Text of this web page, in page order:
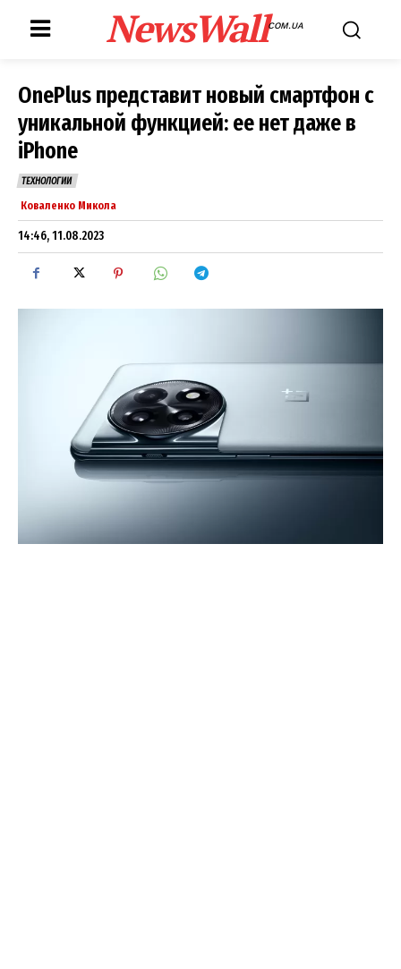
NewsWallCOM.UA
OnePlus представит новый смартфон с
уникальной функцией: ее нет даже в
iPhone
ТЕХНОЛОГИИ
Коваленко Микола
14:46, 11.08.2023